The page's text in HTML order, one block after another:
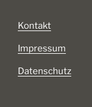
Kontakt
Impressum
Datenschutz